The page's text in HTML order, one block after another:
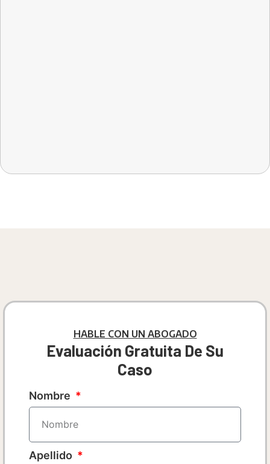
HABLE CON UN ABOGADO
Evaluación Gratuita De Su
Caso
Nombre
Apellido